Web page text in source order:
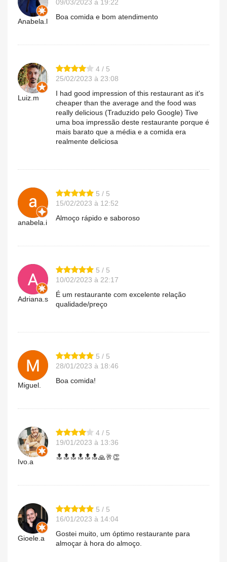
Anabela.l
09/03/2023 à 19:22
Boa comida e bom atendimento
Luiz.m
4 / 5
25/02/2023 à 23:08
I had good impression of this restaurant as it's
cheaper than the average and the food was
really delicious (Traduzido pelo Google) Tive
uma boa impressão deste restaurante porque é
mais barato que a média e a comida era
realmente deliciosa
anabela.i
5 / 5
15/02/2023 à 12:52
Almoço rápido e saboroso
Adriana.s
5 / 5
10/02/2023 à 22:17
É um restaurante com excelente relação
qualidade/preço
Miguel.
5 / 5
28/01/2023 à 18:46
Boa comida!
Ivo.a
4 / 5
19/01/2023 à 13:36
🔝🔝🔝🔝🔝🔝🙏🥂👏
Gioele.a
5 / 5
16/01/2023 à 14:04
Gostei muito, um óptimo restaurante para
almoçar à hora do almoço.